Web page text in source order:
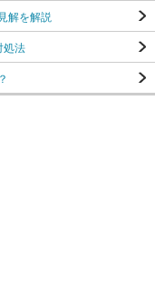
解を解説
処法